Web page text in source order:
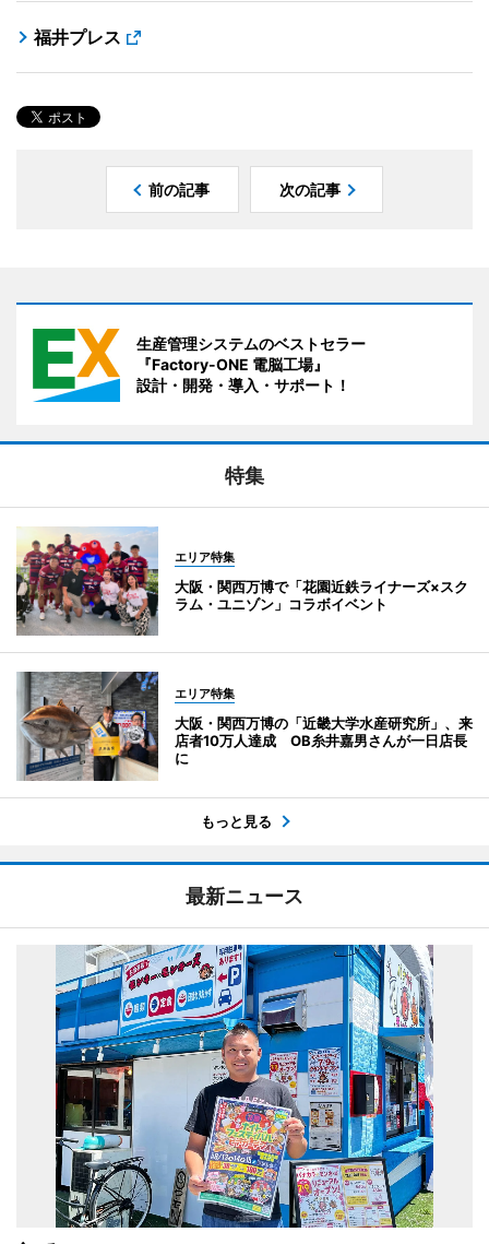
福井プレス
前の記事 次の記事
生産管理システムのベストセラー
『Factory-ONE 電脳工場』
設計・開発・導入・サポート！
特集
エリア特集
大阪・関西万博で「花園近鉄ライナーズ×スク
ラム・ユニゾン」コラボイベント
エリア特集
大阪・関西万博の「近畿大学水産研究所」、来
店者10万人達成 OB糸井嘉男さんが一日店長
に
もっと見る
最新ニュース